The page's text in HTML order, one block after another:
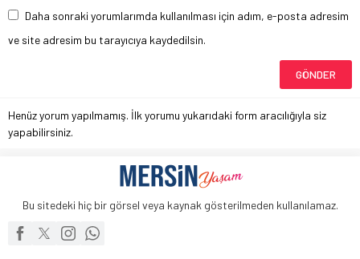
Daha sonraki yorumlarımda kullanılması için adım, e-posta adresim
ve site adresim bu tarayıcıya kaydedilsin.
Henüz yorum yapılmamış. İlk yorumu yukarıdaki form aracılığıyla siz
yapabilirsiniz.
Bu sitedeki hiç bir görsel veya kaynak gösterilmeden kullanılamaz.